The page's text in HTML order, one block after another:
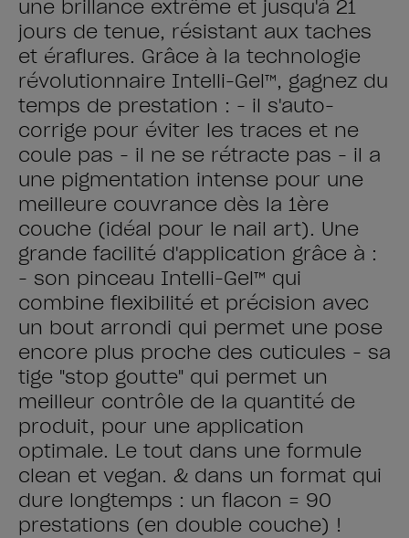
une brillance extrême et jusqu'à 21
jours de tenue, résistant aux taches
et éraflures. Grâce à la technologie
révolutionnaire Intelli-Gel™, gagnez du
temps de prestation : - il s'auto-
corrige pour éviter les traces et ne
coule pas - il ne se rétracte pas - il a
une pigmentation intense pour une
meilleure couvrance dès la 1ère
couche (idéal pour le nail art). Une
grande facilité d'application grâce à :
- son pinceau Intelli-Gel™ qui
combine flexibilité et précision avec
un bout arrondi qui permet une pose
encore plus proche des cuticules - sa
tige "stop goutte" qui permet un
meilleur contrôle de la quantité de
produit, pour une application
optimale. Le tout dans une formule
clean et vegan. & dans un format qui
dure longtemps : un flacon = 90
prestations (en double couche) !